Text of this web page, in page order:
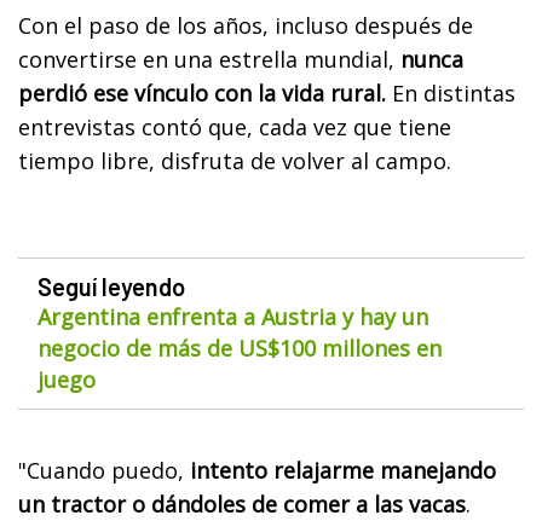
Con el paso de los años, incluso después de
convertirse en una estrella mundial, nunca
perdió ese vínculo con la vida rural. En distintas
entrevistas contó que, cada vez que tiene
tiempo libre, disfruta de volver al campo.
Seguí leyendo
Argentina enfrenta a Austria y hay un
negocio de más de US$100 millones en
juego
"Cuando puedo, intento relajarme manejando
un tractor o dándoles de comer a las vacas.